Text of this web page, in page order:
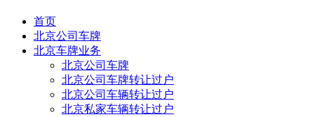
首页
北京公司车牌
北京车牌业务
北京公司车牌
北京公司车牌转让过户
北京公司车辆转让过户
北京私家车辆转让过户